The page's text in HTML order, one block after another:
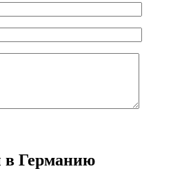
в Германию